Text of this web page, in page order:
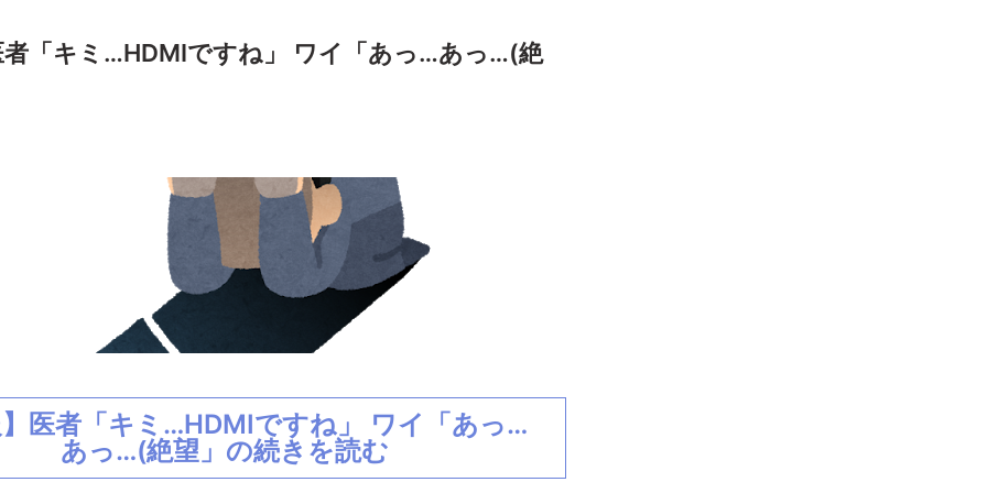
者「キミ…HDMIですね」 ワイ「あっ…あっ…(絶
医者「キミ…HDMIですね」 ワイ「あっ…
あっ…(絶望」の続きを読む